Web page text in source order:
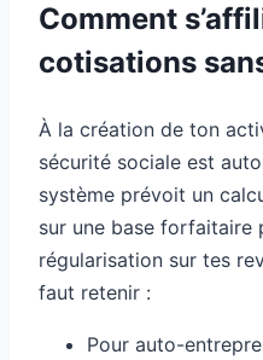
Comment
cotisations
À la création de ton
sécurité sociale est
système prévoit un
sur une base forfaitaire
régularisation sur tes
faut retenir :
Pour auto-